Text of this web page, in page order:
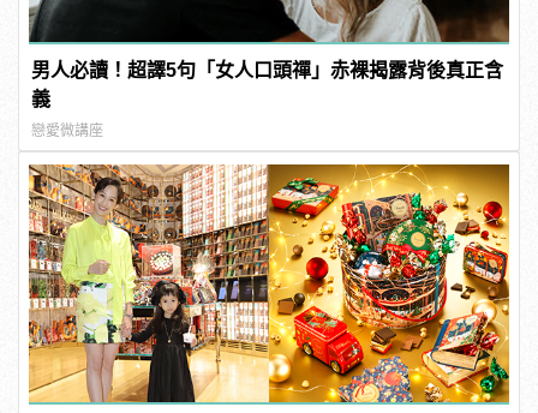
男人必讀！超譯5句「女人口頭禪」赤裸揭露背後真正含
義
戀愛微講座